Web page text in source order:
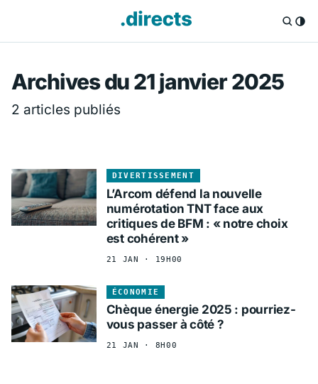
Directs.fr —
Archives du 21 janvier 2025
2 articles publiés
DIVERTISSEMENT
L’Arcom défend la nouvelle
numérotation TNT face aux
critiques de BFM : « notre choix
est cohérent »
21 JAN · 19H00
ÉCONOMIE
Chèque énergie 2025 : pourriez-
vous passer à côté ?
21 JAN · 8H00